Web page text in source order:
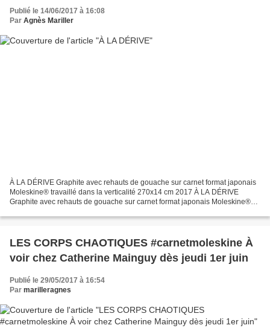
Publié le 14/06/2017 à 16:08
Par Agnès Mariller
À LA DÉRIVE Graphite avec rehauts de gouache sur carnet format japonais
Moleskine® travaillé dans la verticalité 270x14 cm 2017 À LA DÉRIVE
Graphite avec rehauts de gouache sur carnet format japonais Moleskine®
LES CORPS CHAOTIQUES #carnetmoleskine À
voir chez Catherine Mainguy dès jeudi 1er juin
Publié le 29/05/2017 à 16:54
Par marilleragnes